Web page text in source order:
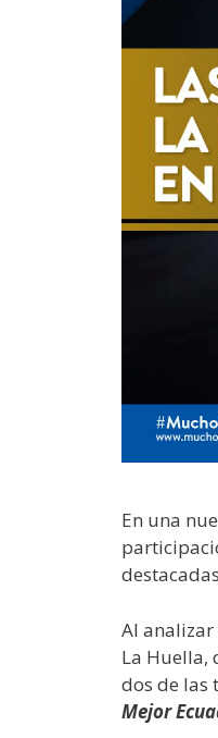
En una
Al analizar
La Huella,
dos de las
Mejor